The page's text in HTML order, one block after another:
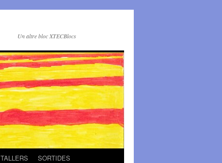
Un altre bloc XTECBlocs
TALLERS
SORTIDES